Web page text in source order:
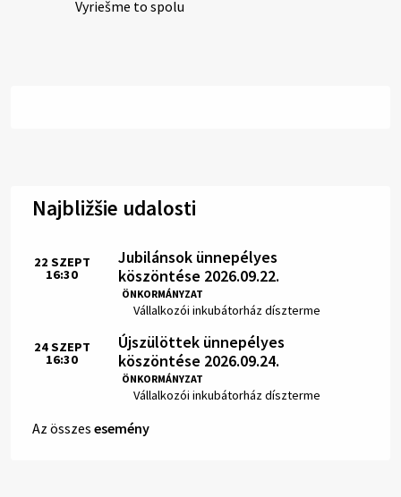
Vyriešme to spolu
Najbližšie udalosti
Jubilánsok ünnepélyes
köszöntése 2026.09.22.
ÖNKORMÁNYZAT
Hely:
Vállalkozói inkubátorház díszterme
Idő:
22 SZEPT
16:30
Újszülöttek ünnepélyes
köszöntése 2026.09.24.
ÖNKORMÁNYZAT
Hely:
Vállalkozói inkubátorház díszterme
Idő:
24SZEPT
16:30
Az összes esemény